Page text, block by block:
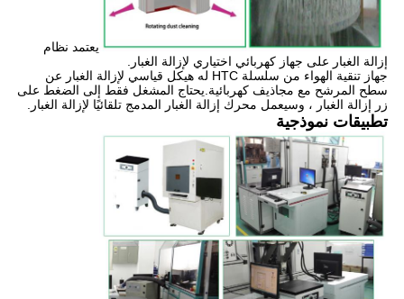
يعتمد نظام
إزالة الغبار على جهاز كهربائي اختياري لإزالة الغبار.
جهاز تنقية الهواء من سلسلة HTC له هيكل قياسي لإزالة الغبار عن
سطح المرشح مع مجاذيف كهربائية.يحتاج المشغل فقط إلى الضغط على
زر إزالة الغبار ، وسيعمل محرك إزالة الغبار المدمج تلقائيًا لإزالة الغبار.
تطبيقات نموذجية